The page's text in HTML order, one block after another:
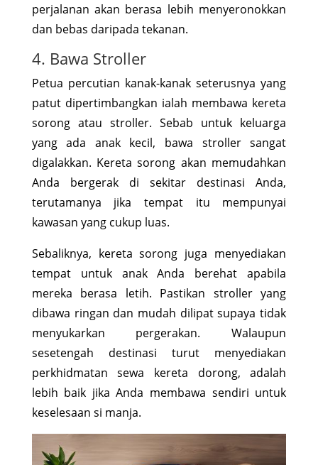
perjalanan akan berasa lebih menyeronokkan
dan bebas daripada tekanan.
4. Bawa Stroller
Petua percutian kanak-kanak seterusnya yang
patut dipertimbangkan ialah membawa kereta
sorong atau stroller. Sebab untuk keluarga
yang ada anak kecil, bawa stroller sangat
digalakkan. Kereta sorong akan memudahkan
Anda bergerak di sekitar destinasi Anda,
terutamanya jika tempat itu mempunyai
kawasan yang cukup luas.
Sebaliknya, kereta sorong juga menyediakan
tempat untuk anak Anda berehat apabila
mereka berasa letih. Pastikan stroller yang
dibawa ringan dan mudah dilipat supaya tidak
menyukarkan pergerakan. Walaupun
sesetengah destinasi turut menyediakan
perkhidmatan sewa kereta dorong, adalah
lebih baik jika Anda membawa sendiri untuk
keselesaan si manja.